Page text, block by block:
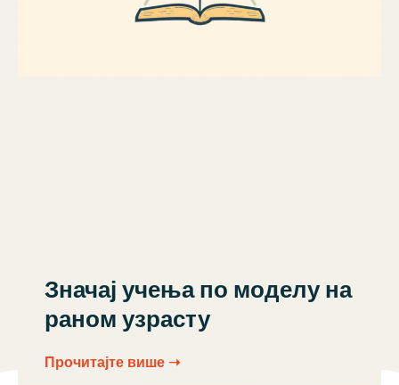
Значај учења по моделу на
раном узрасту
Прочитајте више ➝